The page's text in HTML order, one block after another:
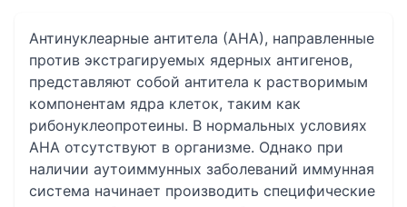
Антинуклеарные антитела (АНА), направленные
против экстрагируемых ядерных антигенов,
представляют собой антитела к растворимым
компонентам ядра клеток, таким как
рибонуклеопротеины. В нормальных условиях
АНА отсутствуют в организме. Однако при
наличии аутоиммунных заболеваний иммунная
система начинает производить специфические